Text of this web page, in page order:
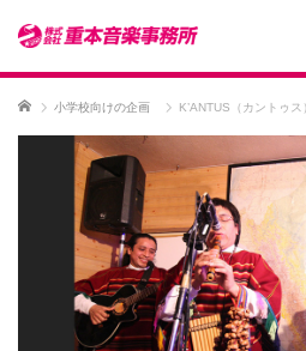
ホーム 小学校向けの企画 K’ANTUS（カントゥス